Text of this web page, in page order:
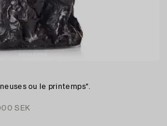
ou le printemps".
SEK